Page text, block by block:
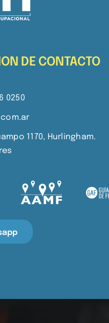
DE CONTACTO
0250
1170, Hurlingham.